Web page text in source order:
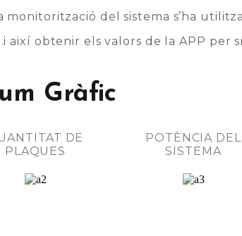
monitorització del sistema s’ha
així obtenir els valors de la APP per
Gràfic
DE
PLAQUES
POTÈNCIA DEL
SISTEMA